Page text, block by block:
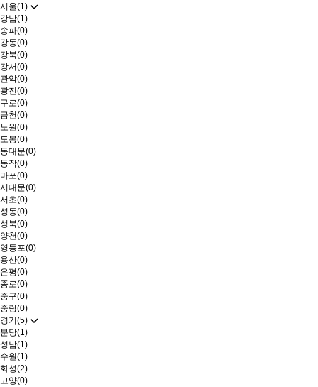
서울(1)
강남(1)
송파(0)
강동(0)
강북(0)
강서(0)
관악(0)
광진(0)
구로(0)
금천(0)
노원(0)
도봉(0)
동대문(0)
동작(0)
마포(0)
서대문(0)
서초(0)
성동(0)
성북(0)
양천(0)
영등포(0)
용산(0)
은평(0)
종로(0)
중구(0)
중랑(0)
경기(5)
분당(1)
성남(1)
수원(1)
화성(2)
고양(0)